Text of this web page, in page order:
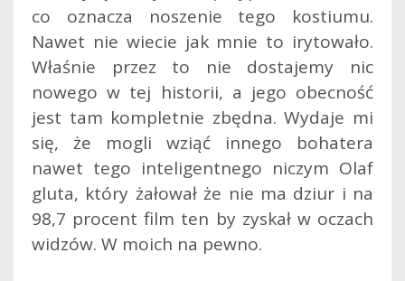
co oznacza noszenie tego kostiumu.
Nawet nie wiecie jak mnie to irytowało.
Właśnie przez to nie dostajemy nic
nowego w tej historii, a jego obecność
jest tam kompletnie zbędna. Wydaje mi
się, że mogli wziąć innego bohatera
nawet tego inteligentnego niczym Olaf
gluta, który żałował że nie ma dziur i na
98,7 procent film ten by zyskał w oczach
widzów. W moich na pewno.